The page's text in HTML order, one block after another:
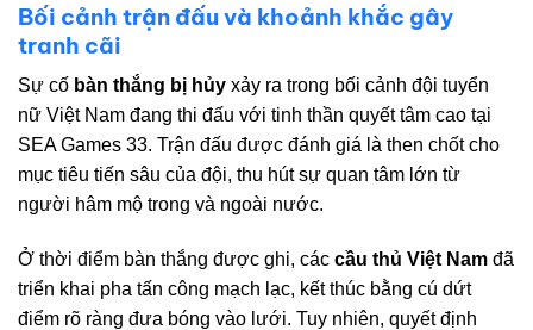
Bối cảnh trận đấu và khoảnh khắc gây
tranh cãi
Sự cố bàn thắng bị hủy xảy ra trong bối cảnh đội tuyển
nữ Việt Nam đang thi đấu với tinh thần quyết tâm cao tại
SEA Games 33. Trận đấu được đánh giá là then chốt cho
mục tiêu tiến sâu của đội, thu hút sự quan tâm lớn từ
người hâm mộ trong và ngoài nước.
Ở thời điểm bàn thắng được ghi, các cầu thủ Việt Nam đã
triển khai pha tấn công mạch lạc, kết thúc bằng cú dứt
điểm rõ ràng đưa bóng vào lưới. Tuy nhiên, quyết định